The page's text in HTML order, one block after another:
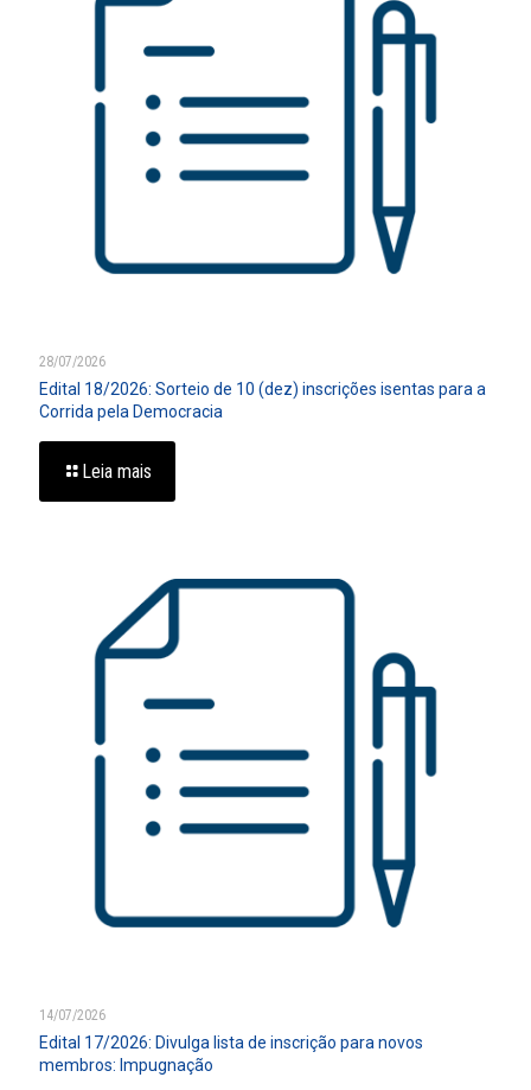
28/07/2026
Edital 18/2026: Sorteio de 10 (dez) inscrições isentas para a
Corrida pela Democracia
Leia mais
14/07/2026
Edital 17/2026: Divulga lista de inscrição para novos
membros: Impugnação